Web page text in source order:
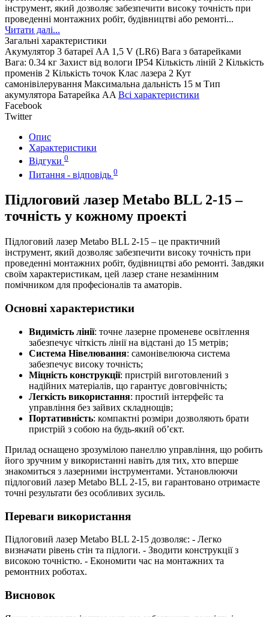
інструмент, який дозволяє забезпечити високу точність при
проведенні монтажних робіт, будівництві або ремонті...
Читати далі...
Загальні характеристики
Акумулятор 3 батареї AA 1,5 V (LR6) Вага з батарейками
Вага: 0.34 кг Захист від вологи IP54 Кількість ліній 2 Кількість
променів 2 Кількість точок Клас лазера 2 Кут
самонівілерування Максимальна дальність 15 м Тип
акумулятора Батарейка AA Всі характеристики
Facebook
Twitter
Опис
Характеристики
Відгуки 0
Питання - відповідь 0
Підлоговий лазер Metabo BLL 2-15 –
точність у кожному проекті
Підлоговий лазер Metabo BLL 2-15 – це практичний
інструмент, який дозволяє забезпечити високу точність при
проведенні монтажних робіт, будівництві або ремонті. Завдяки
своїм характеристикам, цей лазер стане незамінним
помічником для професіоналів та аматорів.
Основні характеристики
Видимість лінії: точне лазерне променеве освітлення
забезпечує чіткість лінії на відстані до 15 метрів;
Система Нівелювання: самонівелююча система
забезпечує високу точність;
Міцність конструкції: пристрій виготовлений з
надійних матеріалів, що гарантує довговічність;
Легкість використання: простий інтерфейс та
управління без зайвих складнощів;
Портативність: компактні розміри дозволяють брати
пристрій з собою на будь-який об’єкт.
Прилад оснащено зрозумілою панеллю управління, що робить
його зручним у використанні навіть для тих, хто вперше
знакомиться з лазерними інструментами. Установлюючи
підлоговий лазер Metabo BLL 2-15, ви гарантовано отримаєте
точні результати без особливих зусиль.
Переваги використання
Підлоговий лазер Metabo BLL 2-15 дозволяє: - Легко
визначати рівень стін та підлоги. - Зводити конструкції з
високою точністю. - Економити час на монтажних та
ремонтних роботах.
Висновок